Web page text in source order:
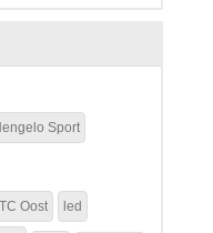
Sport
Oost led